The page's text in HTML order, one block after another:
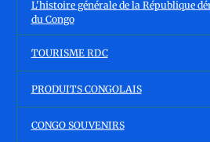
L'histoire générale de la République
du Congo
TOURISME RDC
PRODUITS CONGOLAIS
CONGO SOUVENIRS